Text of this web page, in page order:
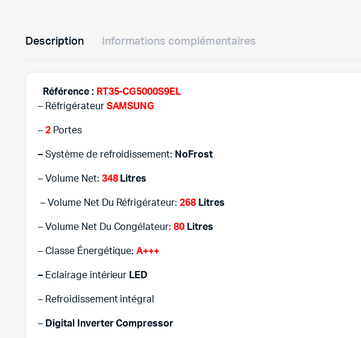
Description Informations complémentaires
Référence : RT35-CG5000S9EL
– Réfrigérateur SAMSUNG
– 2 Portes
– Système de refroidissement: NoFrost
– Volume Net: 348Litres
– Volume Net Du Réfrigérateur:268Litres
– Volume Net Du Congélateur:80 Litres
– Classe Énergétique:A+++
–Eclairage intérieur LED
– Refroidissement intégral
– Digital Inverter Compressor